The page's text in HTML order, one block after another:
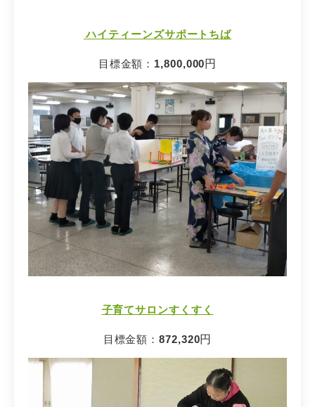
ハイティーンズサポートちば
目標金額： 1,800,000円
子育てサロンすくすく
目標金額：872,320円